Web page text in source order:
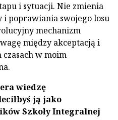
i sytuacji. Nie zmienia
poprawiania swojego losu
mechanizm
między akceptacją i
w moim
wiedzę
ją jako
Szkoły Integralnej